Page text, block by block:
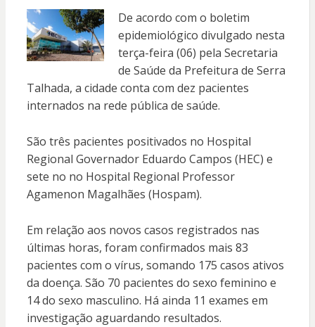
De acordo com o boletim
epidemiológico divulgado nesta
terça-feira (06) pela Secretaria
de Saúde da Prefeitura de Serra
Talhada, a cidade conta com dez pacientes
internados na rede pública de saúde.
São três pacientes positivados no Hospital
Regional Governador Eduardo Campos (HEC) e
sete no no Hospital Regional Professor
Agamenon Magalhães (Hospam).
Em relação aos novos casos registrados nas
últimas horas, foram confirmados mais 83
pacientes com o vírus, somando 175 casos ativos
da doença. São 70 pacientes do sexo feminino e
14 do sexo masculino. Há ainda 11 exames em
investigação aguardando resultados.